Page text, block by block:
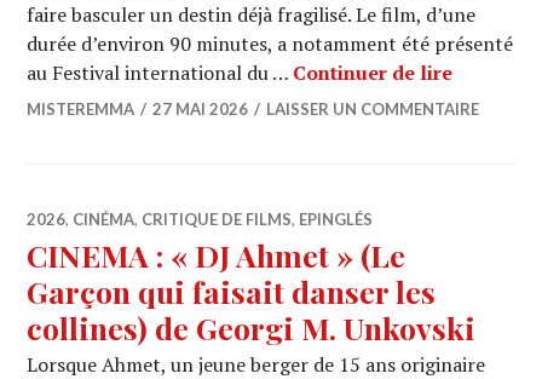
faire basculer un destin déjà fragilisé. Le film, d’une
durée d’environ 90 minutes, a notamment été présenté
au Festival international du … Continuer de lireCINEMA
MISTEREMMA 27 MAI 2026 LAISSER UN COMMENTAIRE
2026, CINÉMA, CRITIQUE DE FILMS, EPINGLÉS
CINEMA : « DJ Ahmet » (Le
Garçon qui faisait danser les
collines) de Georgi M. Unkovski
Lorsque Ahmet, un jeune berger de 15 ans originaire